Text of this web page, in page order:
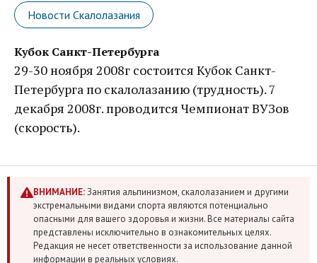
Новости Скалолазания
Кубок Санкт-Петербурга
29-30 ноября 2008г состоится Кубок Санкт-
Петербурга по скалолазанию (трудность). 7
декабря 2008г. проводится Чемпионат ВУЗов
(скорость).
ВНИМАНИЕ:Занятия альпинизмом, скалолазанием и другими
экстремальными видами спорта являются потенциально
опасными для вашего здоровья и жизни. Все материалы сайта
представлены исключительно в ознакомительных целях.
Редакция не несет ответственности за использование данной
информации в реальных условиях.